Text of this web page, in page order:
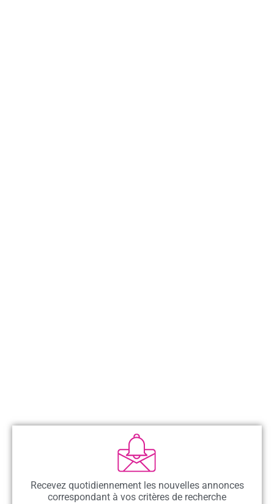
Recevez quotidiennement les nouvelles annonces
correspondant à vos critères de recherche